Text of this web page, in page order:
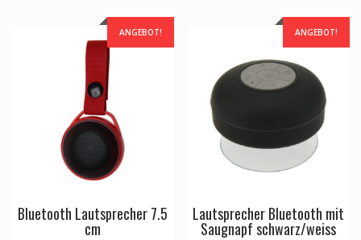
ANGEBOT!
Bluetooth Lautsprecher 7.5
cm
ANGEBOT!
Lautsprecher Bluetooth mit
Saugnapf schwarz/weiss